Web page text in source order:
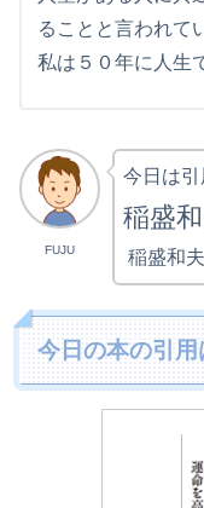
ることと言われて
私は５０年に人生
FUJU
今日は引
稲盛
稲盛和
今日の本の引用